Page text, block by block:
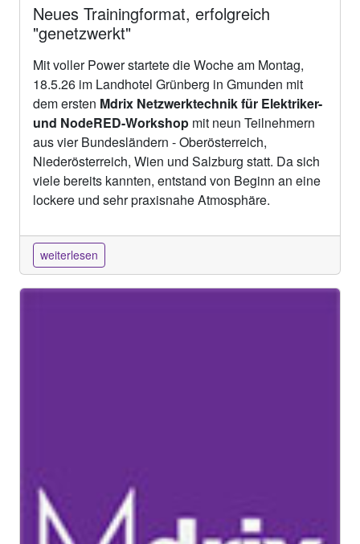
Neues Trainingformat, erfolgreich
"genetzwerkt"
Mit voller Power startete die Woche am Montag,
18.5.26 im Landhotel Grünberg in Gmunden mit
dem ersten Mdrix Netzwerktechnik für Elektriker-
und NodeRED-Workshop mit neun Teilnehmern
aus vier Bundesländern - Oberösterreich,
Niederösterreich, Wien und Salzburg statt. Da sich
viele bereits kannten, entstand von Beginn an eine
lockere und sehr praxisnahe Atmosphäre.
weiterlesen